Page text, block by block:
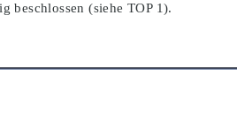
beschlossen (siehe TOP 1).